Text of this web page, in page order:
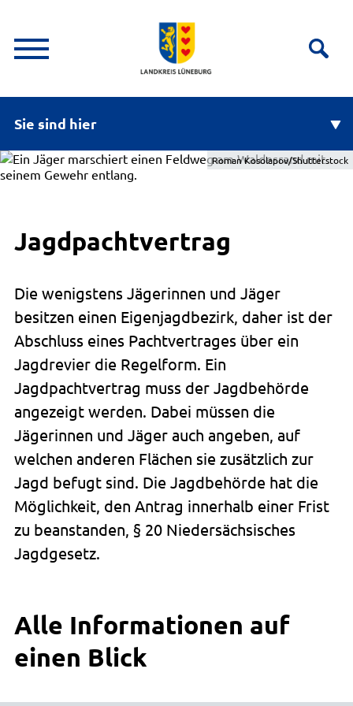
Sie sind hier
Roman Kosolapov/Shutterstock
Jagdpachtvertrag
Die wenigstens Jägerinnen und Jäger
besitzen einen Eigenjagdbezirk, daher ist der
Abschluss eines Pachtvertrages über ein
Jagdrevier die Regelform. Ein
Jagdpachtvertrag muss der Jagdbehörde
angezeigt werden. Dabei müssen die
Jägerinnen und Jäger auch angeben, auf
welchen anderen Flächen sie zusätzlich zur
Jagd befugt sind. Die Jagdbehörde hat die
Möglichkeit, den Antrag innerhalb einer Frist
zu beanstanden, § 20 Niedersächsisches
Jagdgesetz.
Alle Informationen auf
einen Blick